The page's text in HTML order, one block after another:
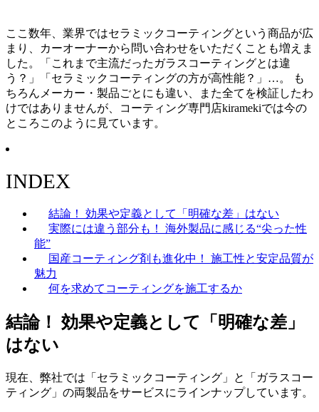
ここ数年、業界ではセラミックコーティングという商品が広
まり、カーオーナーから問い合わせをいただくことも増えま
した。「これまで主流だったガラスコーティングとは違
う？」「セラミックコーティングの方が高性能？」…。 も
ちろんメーカー・製品ごとにも違い、また全てを検証したわ
けではありませんが、コーティング専門店kiramekiでは今の
ところこのように見ています。
INDEX
結論！ 効果や定義として「明確な差」はない
実際には違う部分も！ 海外製品に感じる“尖った性
能”
国産コーティング剤も進化中！ 施工性と安定品質が
魅力
何を求めてコーティングを施工するか
結論！ 効果や定義として「明確な差」
はない
現在、弊社では「セラミックコーティング」と「ガラスコー
ティング」の両製品をサービスにラインナップしています。